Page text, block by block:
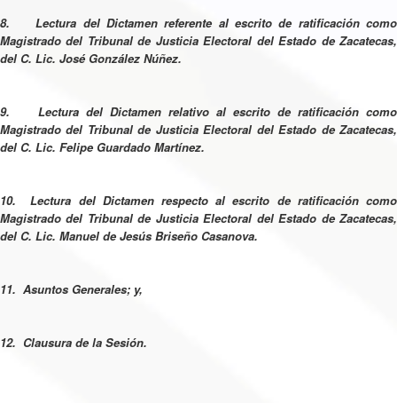
8. Lectura del Dictamen referente al escrito de ratificación como
Magistrado del Tribunal de Justicia Electoral del Estado de Zacatecas,
del C. Lic. José González Núñez.
9. Lectura del Dictamen relativo al escrito de ratificación como
Magistrado del Tribunal de Justicia Electoral del Estado de Zacatecas,
del C. Lic. Felipe Guardado Martínez.
10. Lectura del Dictamen respecto al escrito de ratificación como
Magistrado del Tribunal de Justicia Electoral del Estado de Zacatecas,
del C. Lic. Manuel de Jesús Briseño Casanova.
11. Asuntos Generales; y,
12. Clausura de la Sesión.